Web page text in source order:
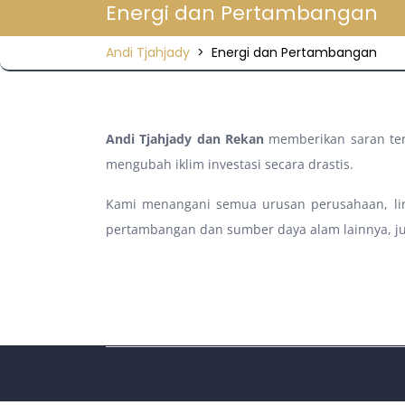
Energi dan Pertambangan
Andi Tjahjady > Energi dan Pertambangan
Andi Tjahjady dan Rekan memberikan saran
mengubah iklim investasi secara drastis.
Kami menangani semua urusan perusahaan,
pertambangan dan sumber daya alam lainnya,